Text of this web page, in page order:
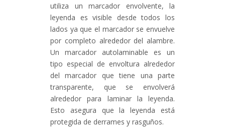
utiliza un marcador envolvente, la
leyenda es visible desde todos los
lados ya que el marcador se envuelve
por completo alrededor del alambre.
Un marcador autolaminable es un
tipo especial de envoltura alrededor
del marcador que tiene una parte
transparente, que se envolverá
alrededor para laminar la leyenda.
Esto asegura que la leyenda está
protegida de derrames y rasguños.